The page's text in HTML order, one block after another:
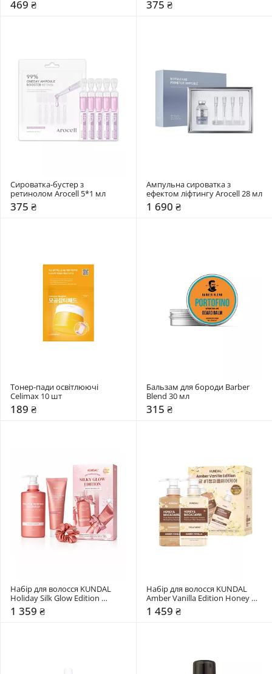
469 ₴ 375 ₴
Сироватка-бустер з
ретинолом Arocell 5*1 мл
375 ₴
Ампульна сироватка з
ефектом ліфтингу Arocell 28 мл
1 690 ₴
Тонер-пади освітлюючі
Celimax 10 шт
189 ₴
Бальзам для бороди Barber
Blend 30 мл
315 ₴
Набір для волосся KUNDAL
Holiday Silk Glow Edition
Protein Bonding Care Set Violet
Muguet
1 359 ₴
Набір для волосся KUNDAL
Amber Vanilla Edition Honey &
Macadamia
1 459 ₴